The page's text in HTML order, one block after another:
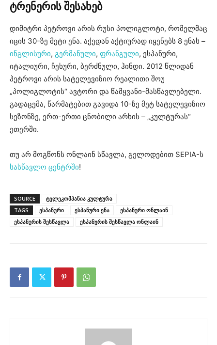
ტრენერის შესახებ
დიმიტრი პეტროვი არის რუსი პოლიგლოტი, რომელმაც
იცის 30-ზე მეტი ენა. აქედან აქტიურად იყენებს 8 ენას –
ინგლისური, გერმანული, ფრანგული, ესპანური,
იტალიური, ჩეხური, ბერძნული, ჰინდი. 2012 წლიდან
პეტროვი არის სატელევიზიო რეალითი შოუ
„პოლიგლოტის“ ავტორი და წამყვანი-მასწავლებელი.
გადაცემა, წარმატებით გავიდა 10-ზე მეტ სატელევიზიო
სეზონზე, ერთ-ერთი ცნობილი არხის – „კულტურას“
ეთერში.
თუ არ მოგწონს ონლაინ სწავლა, გელოდებით SEPIA-ს
სასწავლო ცენტრში!
SOURCE
ტელეკომპანია კულტურა
TAGS
ესპანური ესპანური ენა
ესპანური ონლაინ
ესპანურის შესწავლა
ესპანურის შესწავლა ონლაინ